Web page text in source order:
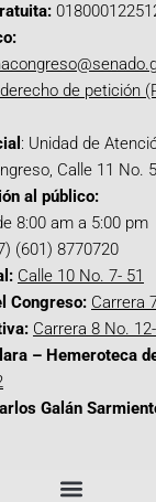
de petición
: Unidad de
Calle 11 No.
al público:
8:00 am a 5:00 pm
(601) 8770720
Calle 10 No. 7- 51
Congreso: Carrera
Carrera 8 No.
– Hemeroteca
Galán